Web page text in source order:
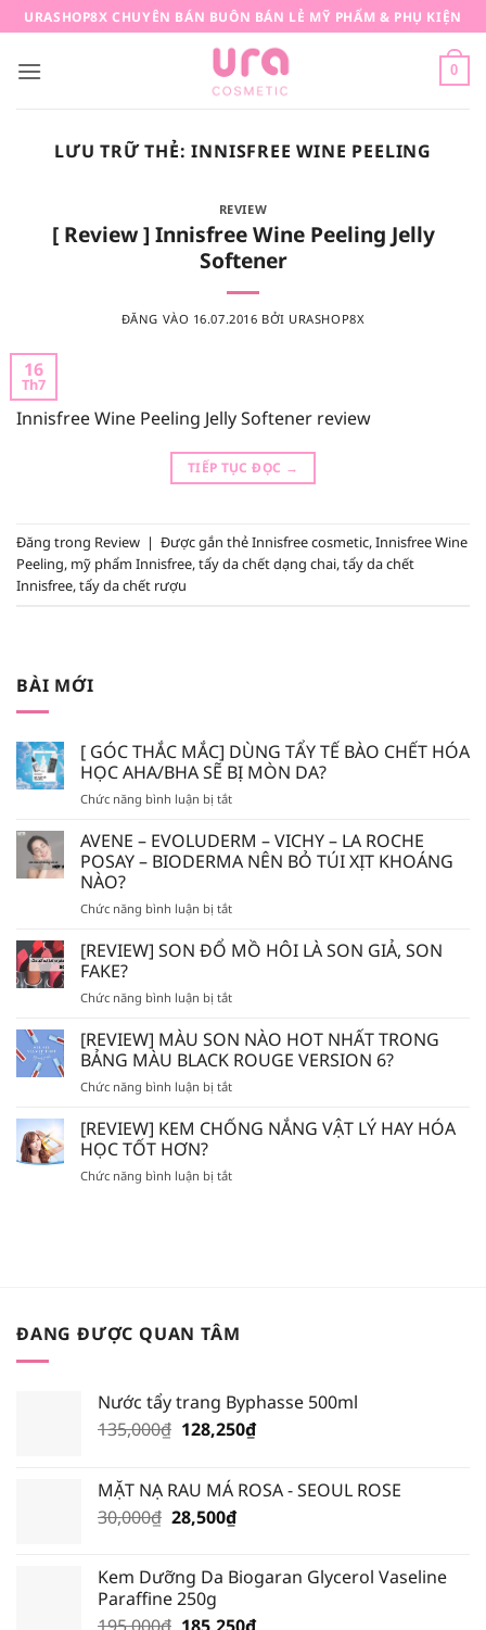
qua
nội
URASHOP8X CHUYÊN BÁN BUÔN BÁN LẺ MỸ PHẨM & PHỤ KIỆN
0
LƯU TRỮ THẺ:INNISFREE WINE PEELING
REVIEW
[ Review ] Innisfree Wine Peeling Jelly
Softener
ĐĂNG VÀO 16.07.2016 BỞI URASHOP8X
16
Th7
Innisfree Wine Peeling Jelly Softener review
TIẾP TỤC ĐỌC →
Đăng trong Review | Được gắn thẻInnisfree cosmetic,Innisfree Wine
Peeling, mỹ phẩm Innisfree,tẩy da chết dạng chai,tẩy da chết
Innisfree,tẩy da chết rượu
BÀI MỚI
[ GÓC THẮC MẮC] DÙNG TẨY TẾ BÀO CHẾT HÓA
HỌC AHA/BHA SẼ BỊ MÒN DA?
Chức năng bình luận bị tắtở
GÓC
THẮC
MẮC]
TẨY
BÀO
HỌC
SẼ
BỊ
DA?
AVENE – EVOLUDERM – VICHY – LA ROCHE
POSAY – BIODERMA NÊN BỎ TÚI XỊT KHOÁNG
NÀO?
Chức năng bình luận bị tắtở
–
EVOLUDERM
VICHY
LA
ROCHE
–
NÊN
XỊT
[REVIEW] SON ĐỔ MỒ HÔI LÀ SON GIẢ, SON
FAKE?
Chức năng bình luận bị tắtở
SON
ĐỔ
MỒ
HÔI
SON
FAKE?
[REVIEW] MÀU SON NÀO HOT NHẤT TRONG
BẢNG MÀU BLACK ROUGE VERSION 6?
Chức năng bình luận bị tắtở
MÀU
HOT
6?
[REVIEW] KEM CHỐNG NẮNG VẬT LÝ HAY HÓA
HỌC TỐT HƠN?
Chức năng bình luận bị tắtở
HỌC
ĐANG ĐƯỢC QUAN TÂM
Nước tẩy trang Byphasse 500ml
135,000₫ Giá
135,000₫.
128,250₫Giá
là:
MẶT NẠ RAU MÁ ROSA - SEOUL ROSE
30,000₫ Giá
30,000₫.
28,500₫Giá
là:
Kem Dưỡng Da Biogaran Glycerol Vaseline
Paraffine 250g
Giá
Giá